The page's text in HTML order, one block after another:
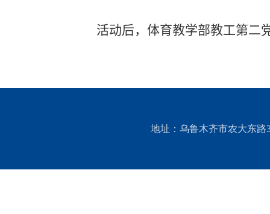
活动后，体育教学部教工第二
地址：乌鲁木齐市农大东路